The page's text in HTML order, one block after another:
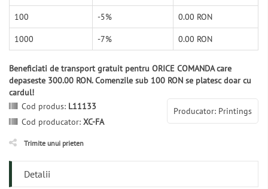
100 -5% 0.00 RON
1000 -7% 0.00 RON
Beneficiati de transport gratuit pentru ORICE COMANDA care
depaseste 300.00 RON. Comenzile sub 100 RON se platesc doar cu
cardul!
Producator: Printings
Cod produs: L11133
Cod producator: XC-FA
Trimite unui prieten
Detalii